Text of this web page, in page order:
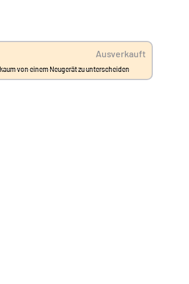
Ausverkauft
von einem Neugerät zu unterscheiden